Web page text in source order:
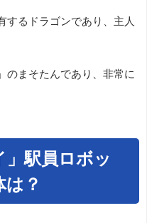
するドラゴンであり、主人
のまそたんであり、非常に
」駅員ロボッ
は？